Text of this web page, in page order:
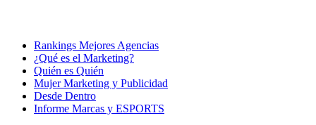
Rankings Mejores Agencias
¿Qué es el Marketing?
Quién es Quién
Mujer Marketing y Publicidad
Desde Dentro
Informe Marcas y ESPORTS